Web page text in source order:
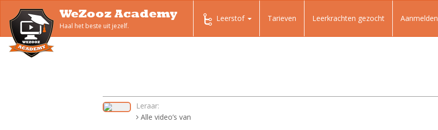
WeZooz Academy
Haal het beste uit jezelf.
Leerstof Tarieven Leerkrachten gezocht Aanmelden
Leraar:
Alle video’s van